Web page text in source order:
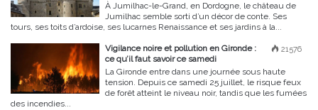
À Jumilhac-le-Grand, en Dordogne, le château de
Jumilhac semble sorti d’un décor de conte. Ses
tours, ses toits d’ardoise, ses lucarnes Renaissance et ses jardins à la...
21576
Vigilance noire et pollution en Gironde :
ce qu’il faut savoir ce samedi
La Gironde entre dans une journée sous haute
tension. Depuis ce samedi 25 juillet, le risque feux
de forêt atteint le niveau noir, tandis que les fumées
des incendies...